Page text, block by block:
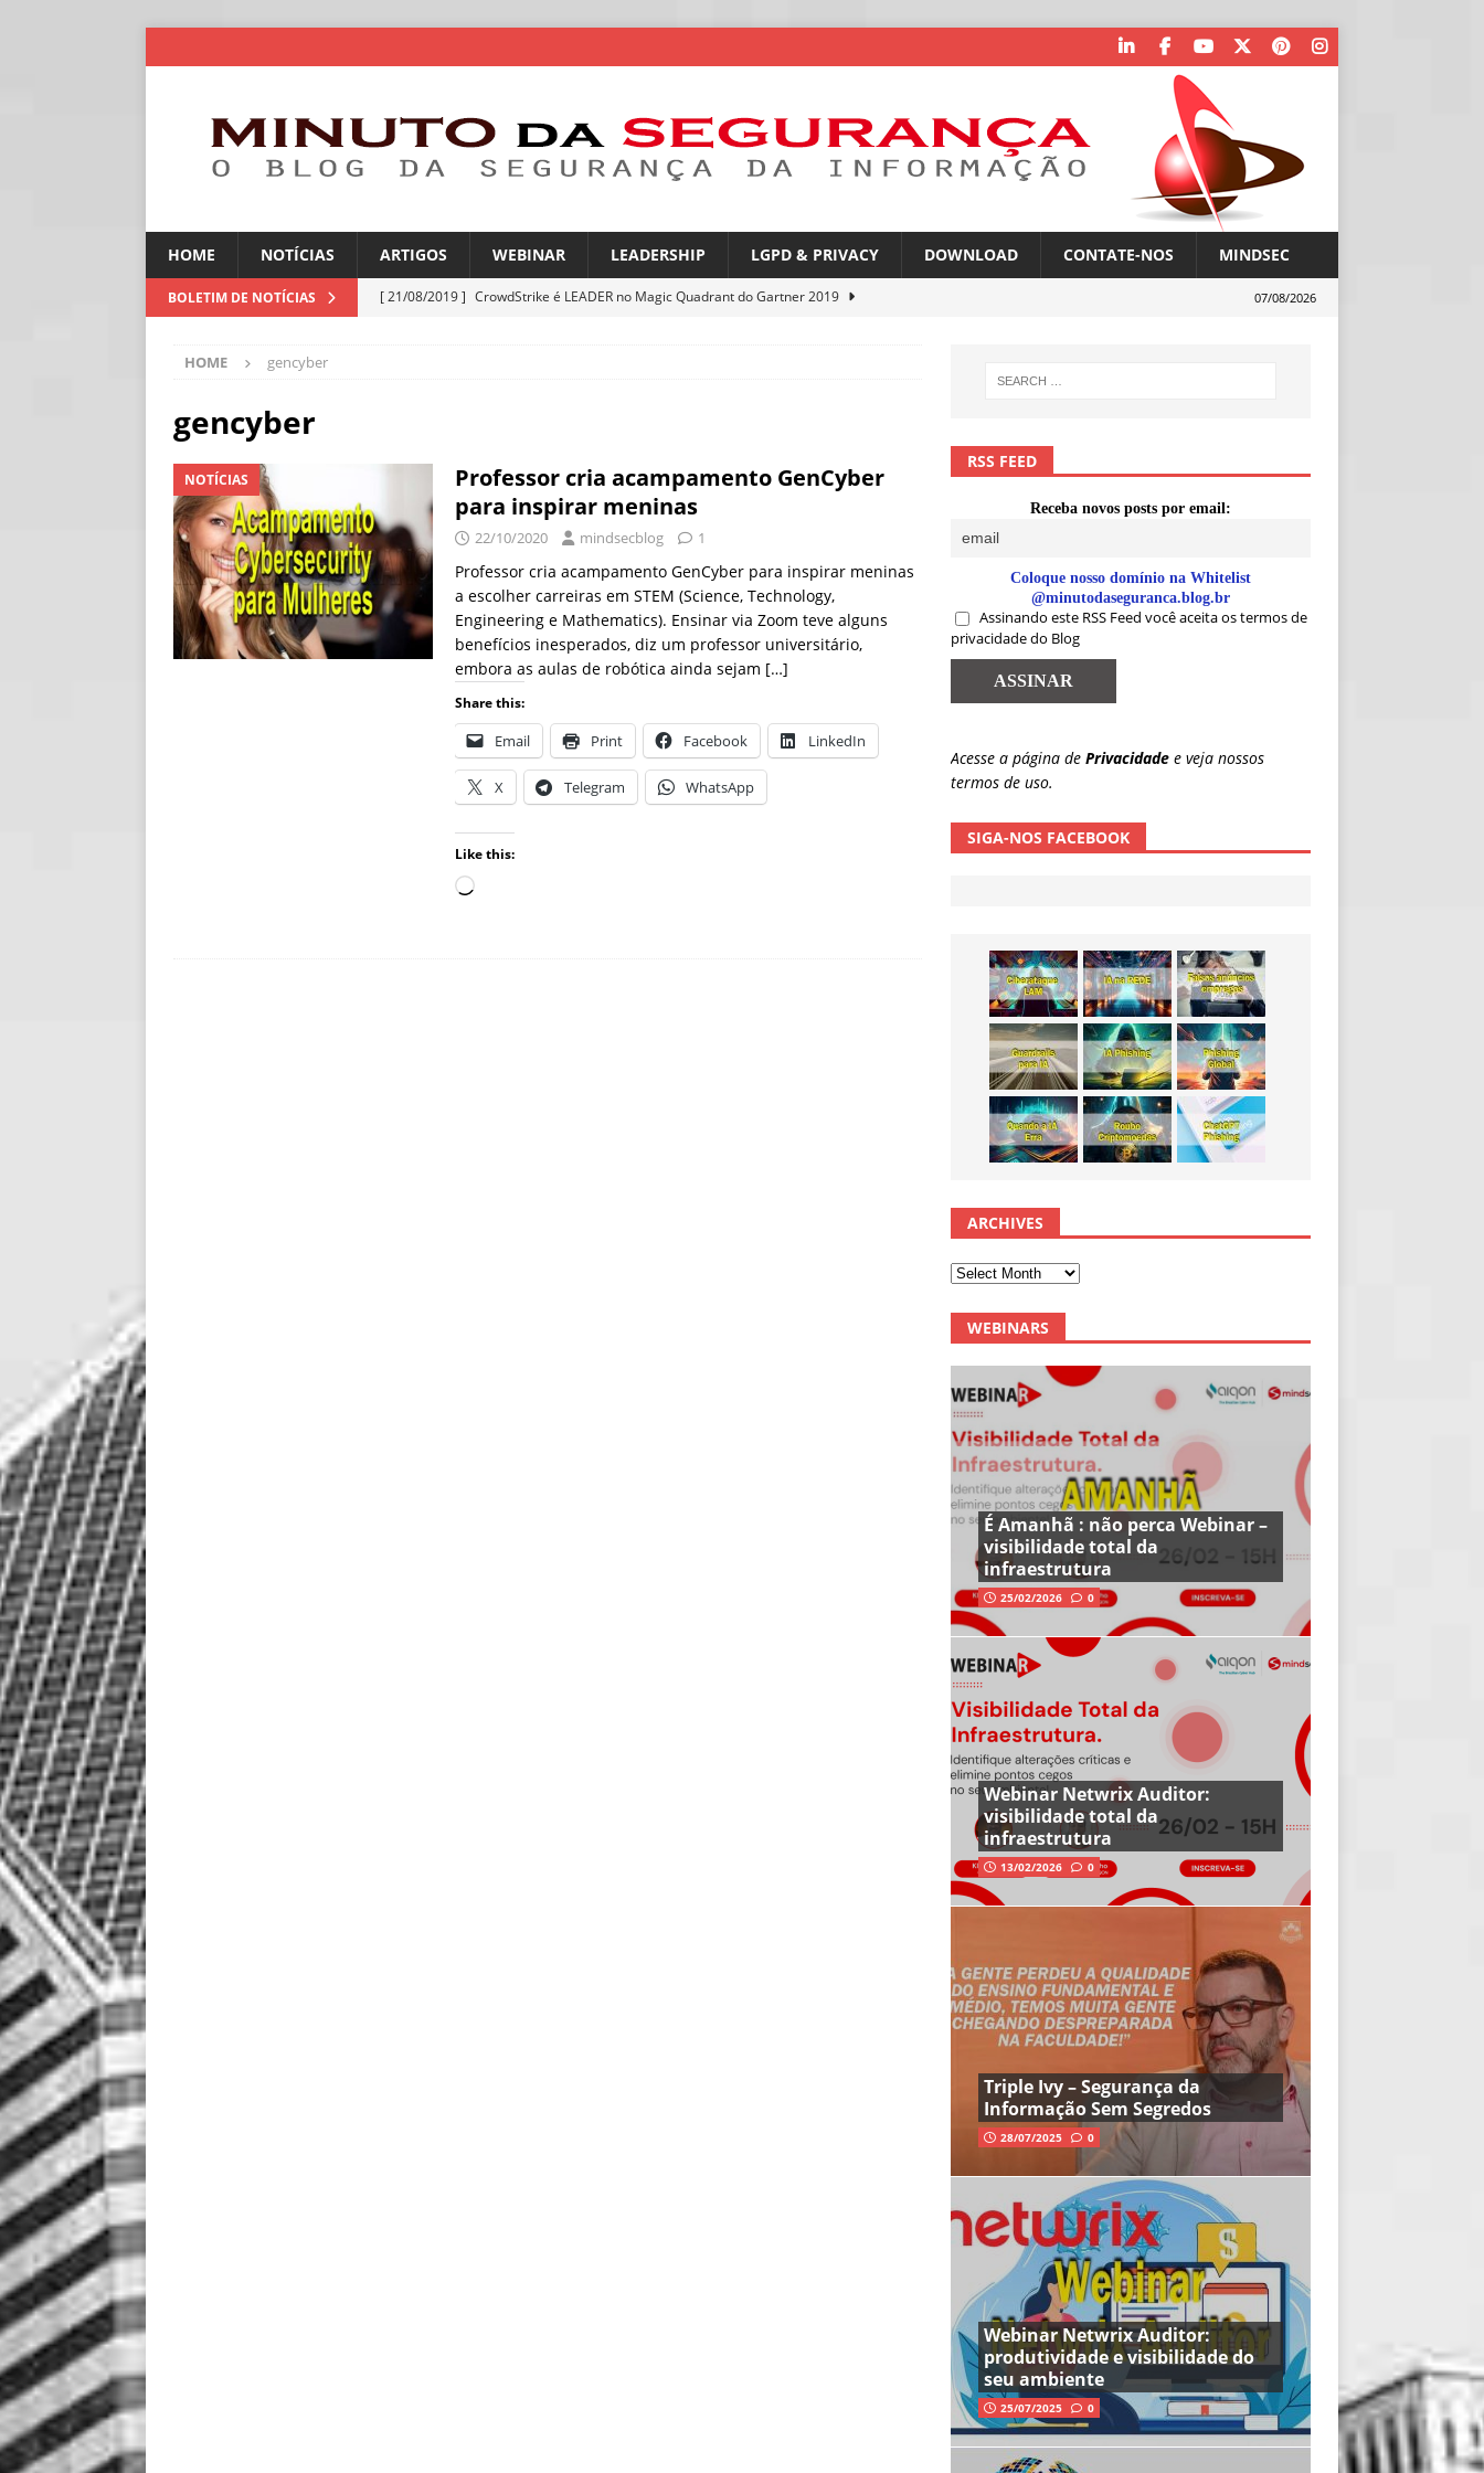
HOME NOTÍCIAS ARTIGOS WEBINAR LEADERSHIP LGPD & PRIVACY DOWNLOAD CONTATE-NOS MINDSEC
BOLETIM DE NOTÍCIAS [ 21/08/2019 ] CrowdStrike é LEADER no Magic Quadrant do Gartner 2019
NOTÍCIAS
[ 06/08/2026 ]
Falsas promessas de emprego na Meta, Disney, Coca-Cola e Spotify
NOTÍCIAS
[ 06/08/2026 ] Sem guardrails, a autonomia da IA se torna um risco
NOTÍCIAS
[ 06/08/2026 ]
IA eleva taxa de sucesso de phishing para 54% NOTÍCIAS
07/08/2026
HOME gencyber
gencyber
NOTÍCIAS
Professor cria acampamento GenCyber
para inspirar meninas
22/10/2020 mindsecblog 1
Professor cria acampamento GenCyber para inspirar meninas
a escolher carreiras em STEM (Science, Technology,
Engineering e Mathematics). Ensinar via Zoom teve alguns
benefícios inesperados, diz um professor universitário,
embora as aulas de robótica ainda sejam […]
Share this:
Email Print Facebook LinkedIn
X Telegram WhatsApp
Like this:
RSS FEED
Receba novos posts por email:
Coloque nosso domínio na Whitelist
@minutodaseguranca.blog.br
Assinando este RSS Feed você aceita os termos de
privacidade do Blog
Acesse a página de Privacidade e veja nossos
termos de uso.
SIGA-NOS FACEBOOK
ARCHIVES
WEBINARS
É Amanhã : não perca Webinar –
visibilidade total da
infraestrutura
25/02/2026 0
Webinar Netwrix Auditor:
visibilidade total da
infraestrutura
13/02/2026 0
Triple Ivy – Segurança da
Informação Sem Segredos
28/07/2025 0
Webinar Netwrix Auditor:
produtividade e visibilidade do
seu ambiente
25/07/2025 0